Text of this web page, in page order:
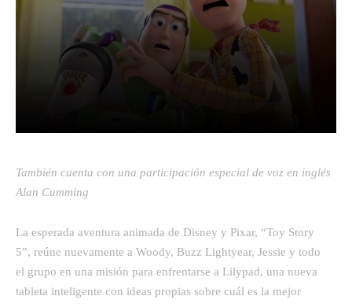
También cuenta con una participación especial de voz en inglés
Alan Cumming
La esperada aventura animada de Disney y Pixar, “Toy Story
5”, reúne nuevamente a Woody, Buzz Lightyear, Jessie y todo
el grupo en una misión para enfrentarse a Lilypad, una nueva
tableta inteligente con ideas propias sobre cuál es la mejor